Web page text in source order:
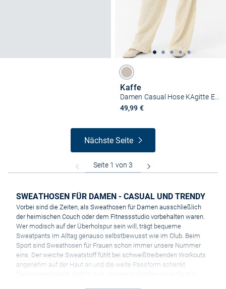
Kaffe
Damen Casual Hose KAgitte Elastische Taille
49,99 €
Nächste Seite
SWEATHOSEN FÜR DAMEN - CASUAL UND TRENDY
Vorbei sind die Zeiten, als Sweathosen für Damen ausschließlich
der heimischen Couch oder dem Fitnessstudio vorbehalten waren.
Wer modisch auf der Überholspur sein will, trägt bequeme
Sweatpants im Alltag genauso selbstbewusst wie im Club. Beim
Sport sind Sweathosen für Frauen schon immer unsere Nummer
eins. Der weiche Sweatstoff fühlt bei schweißtreibenden Workouts
angenehm auf der Haut an und die weite Passform schenkt